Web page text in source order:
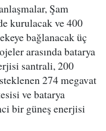
Şam
kurulacak ve 400
bağlanacak üç
arasında batarya
santrali, 200
274 megavat
ve batarya
bir güneş enerjisi